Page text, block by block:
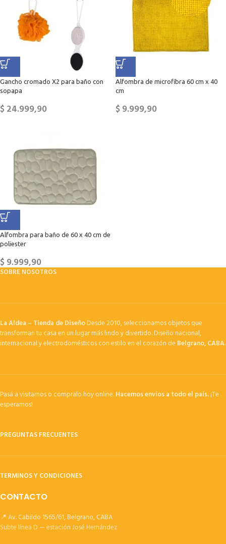
Gancho cromado X2 para baño con
sopapa
$24.999,90
Alfombra de microfibra 60 cm x 40
cm
$9.999,90
Alfombra para baño de 60 x 40 cm de
poliester
$9.999,90
SOBRE NOSOTROS
La Aldea – Tienda de DiseñoDesde 2010, seleccionamos objetos que
transforman tu casa en un lugar más lindo y divertido. Diseño nacional,
internacional y electrodomésticos con estilo en el corazón de Belgrano, CABA.
Pasá a visitarnos o compralo hoy online.Hacemos envíos a todo el país.¡Te
esperamos!
PREGUNTAS FRECUENTES
TERMINOS Y CONDICIONES
CONTACTO
📍 Av. Cabildo 1565/61, Belgrano, CABA
Subte línea D — estación José Hernández